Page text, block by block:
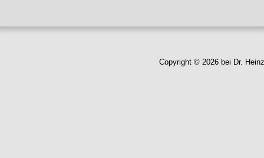
Copyright © 2026 bei Dr.